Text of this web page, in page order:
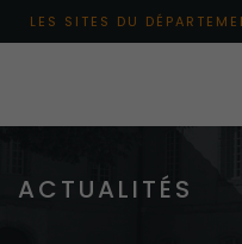
Aller au menu principal
Aller au contenu
Aller à la recherche
LES SITES DU
ACTUALITÉS